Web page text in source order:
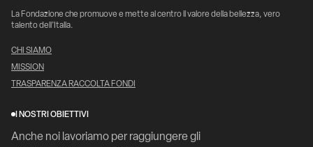
La Fondazione che promuove e mette al centro il valore della bellezza, vero
talento dell’Italia.
CHI SIAMO
MISSION
TRASPARENZA RACCOLTA FONDI
I NOSTRI OBIETTIVI
Anche noi lavoriamo per raggiungere gli